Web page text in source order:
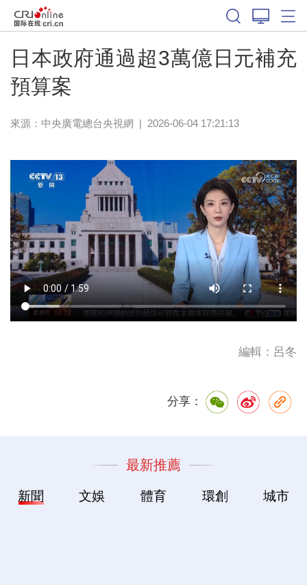
日本政府通過超3萬億日元補充
預算案
來源： 中央廣電總台央視網 | 2026-06-04 17:21:13
編輯：呂冬
分享：
最新推薦
新聞 文娛 體育 環創 城市